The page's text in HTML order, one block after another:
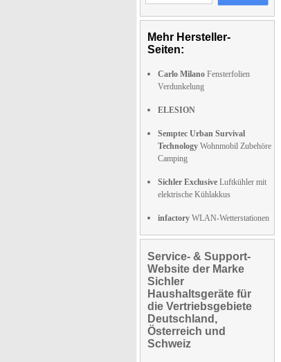
Mehr Hersteller-
Seiten:
Carlo Milano Fensterfolien
Verdunkelung
ELESION
Semptec Urban Survival
Technology Wohnmobil Zubehöre
Camping
Sichler Exclusive Luftkühler mit
elektrische Kühlakkus
infactory WLAN-Wetterstationen
Service- & Support-
Website der Marke
Sichler
Haushaltsgeräte für
die Vertriebsgebiete
Deutschland,
Österreich und
Schweiz